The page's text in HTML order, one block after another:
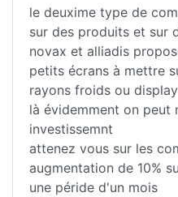
le deuxime type de
sur des produits et sur
novax et alliadis
petits écrans à mettre
rayons froids ou
là évidemment on peut
investissemnt
attenez vous sur les
augmentation de 10%
une péride d'un mois